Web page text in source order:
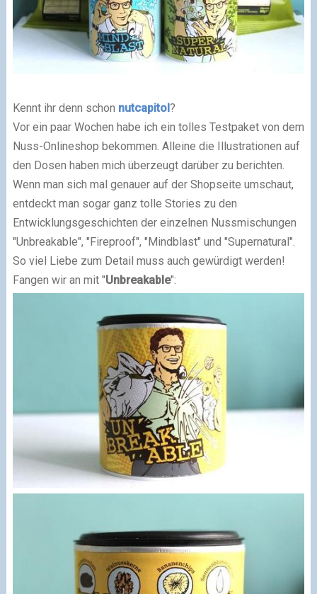
Kennt ihr denn schon nutcapitol ?
Vor ein paar Wochen habe ich ein tolles Testpaket von dem
Nuss-Onlineshop bekommen. Alleine die Illustrationen auf
den Dosen haben mich überzeugt darüber zu berichten.
Wenn man sich mal genauer auf der Shopseite umschaut,
entdeckt man sogar ganz tolle Stories zu den
Entwicklungsgeschichten der einzelnen Nussmischungen
"Unbreakable", "Fireproof", "Mindblast" und "Supernatural".
So viel Liebe zum Detail muss auch gewürdigt werden!
Fangen wir an mit "Unbreakable":